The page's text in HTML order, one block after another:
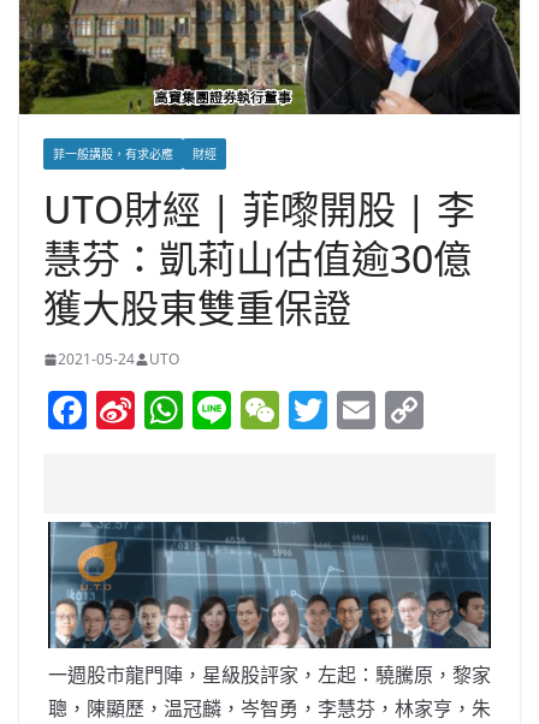
菲一般講股，有求必應 財經
UTO財經 | 菲嚟開股 | 李
慧芬：凱莉山估值逾30億
獲大股東雙重保證
2021-05-24 UTO
F
e
b
o
o
k
Si
W
ei
b
o
W
s
A
p
p
Li W
h
at
T
er
E
l y
Li
n
k
一週股市龍門陣，星級股評家，左起：驍騰原，黎家
聰，陳顯歷，温冠麟，岑智勇，李慧芬，林家亨，朱